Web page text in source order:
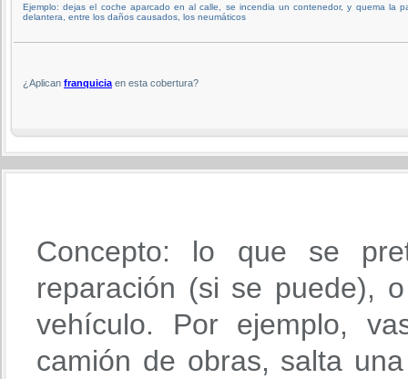
Ejemplo: dejas el coche aparcado en al calle, se incendia un contenedor, y quema la
delantera, entre los daños causados, los neumáticos
¿Aplican franquicia en esta cobertura?
Concepto: lo que se
reparación (si se puede),
vehículo. Por ejemplo,
camión de obras, salta